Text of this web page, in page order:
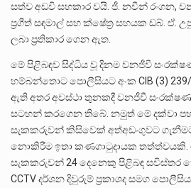
සත්ව අඩවි සහකාර වයි. ජී. නවීන් රංගන,
ප්‍රගීත් සඳමාල් සහ ක්ෂේත්‍ර සහයක ඩබ්. ඒ.
ලබා ප්‍රතිකාර ගෙන ඇත.
මේ පිළිබඳව සිද්ධිය වූ දිනම වනජීවී
හම්බන්තොට පොලීසියට අංක CIB (3)
ඇති අතර අවස්ථා තුනකදී වනජීවී සංරක්ෂණ
සටහන් කරගෙන තිබේ. නමුත් මේ දක්වා
සැකකරුවන් කිසිවෙක් අත්අඩංගුවට
නොකිරීම ඉතා කණගාටුදායක තත්ත්වයකි.
සැකකරුවන් 24 දෙනෙකු පිළිබඳ සවිස්තර
CCTV දර්ශන දිවුරුම් ප්‍රකාශද සමග